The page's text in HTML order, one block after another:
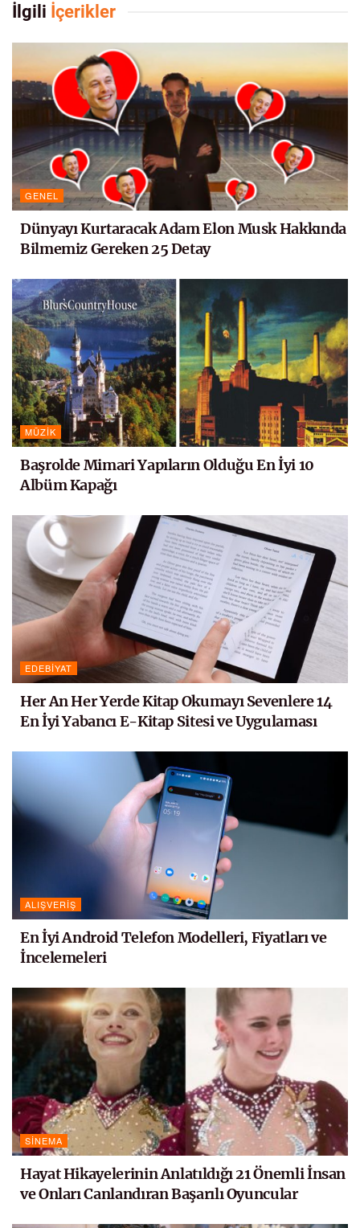
İlgili İçerikler
GENEL
Dünyayı Kurtaracak Adam Elon Musk Hakkında
Bilmemiz Gereken 25 Detay
MÜZIK
Başrolde Mimari Yapıların Olduğu En İyi 10
Albüm Kapağı
EDEBIYAT
Her An Her Yerde Kitap Okumayı Sevenlere 14
En İyi Yabancı E-Kitap Sitesi ve Uygulaması
ALIŞVERIŞ
En İyi Android Telefon Modelleri, Fiyatları ve
İncelemeleri
SINEMA
Hayat Hikayelerinin Anlatıldığı 21 Önemli İnsan
ve Onları Canlandıran Başarılı Oyuncular